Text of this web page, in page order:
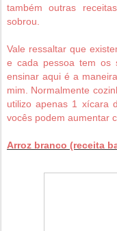
também outras
sobrou.
Vale ressaltar que
e cada pessoa tem os
ensinar aqui é a
mim. Normalmente
utilizo apenas 1 xícara
vocês podem aumentar
Arroz branco (receita